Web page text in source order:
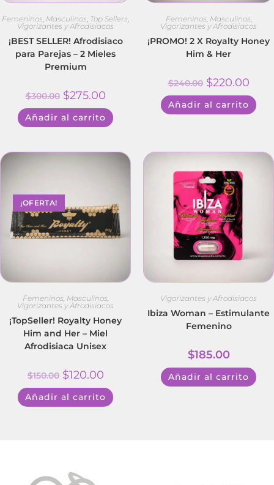
Femeninos Masculinos Top Sellers
Vigorizantes y Afrodisiacos
¡BEST SELLER! Afrodisiaco
para Parejas – 2 Mieles
Premium
$300.00 $275.00
Añadir al carrito
Femeninos Masculinos
Vigorizantes y Afrodisiacos
¡PROMO! 2 X Royalty Honey
Him & Her
$240.00 $220.00
Añadir al carrito
¡OFERTA!
Femeninos Masculinos
Vigorizantes y Afrodisiacos
¡TopSeller! Royalty Honey
Him and Her – Miel
Afrodisiaca Unisex
$150.00 $120.00
Añadir al carrito
Vigorizantes y Afrodisiacos
Ibiza Woman – Estimulante
Femenino
$185.00
Añadir al carrito